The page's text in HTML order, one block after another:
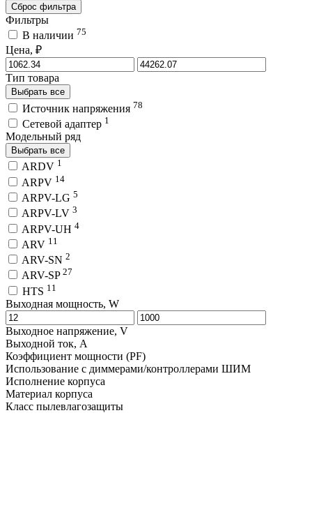
Сброс фильтра
Фильтры
В наличии 75
Цена, ₽
Тип товара
Выбрать все
Источник напряжения 78
Сетевой адаптер 1
Модельный ряд
Выбрать все
ARDV 1
ARPV 14
ARPV-LG 5
ARPV-LV 3
ARPV-UH 4
ARV 11
ARV-SN 2
ARV-SP 27
HTS 11
Выходная мощность, W
Выходное напряжение, V
Выходной ток, A
Коэффициент мощности (PF)
Использование с диммерами/контроллерами ШИМ
Исполнение корпуса
Материал корпуса
Класс пылевлагозащиты